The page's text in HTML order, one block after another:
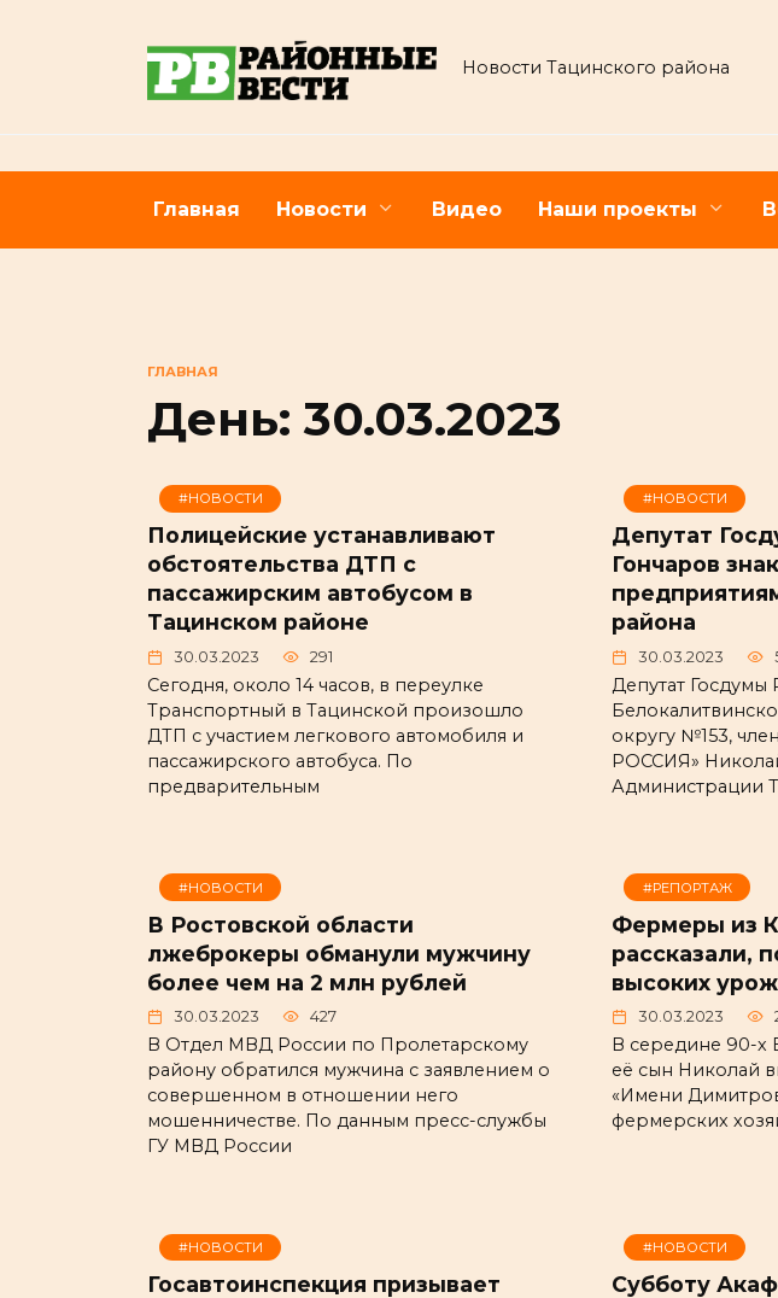
Новости Тацинского района
Главная Новости Видео Наши проекты
ГЛАВНАЯ
День:30.03.2023
#НОВОСТИ
Полицейские устанавливают
обстоятельства ДТП с
пассажирским автобусом в
Тацинском районе
30.03.2023 291
Сегодня, около 14 часов, в переулке
Транспортный в Тацинской произошло
ДТП с участием легкового автомобиля и
пассажирского автобуса. По
предварительным
#НОВОСТИ
Депутат
Гончаров
района
30.03.2023
Депутат Госдумы
округу №153,
РОССИЯ»
Администрации
#НОВОСТИ
В Ростовской области
лжеброкеры обманули мужчину
более чем на 2 млн рублей
30.03.2023 427
В Отдел МВД России по Пролетарскому
району обратился мужчина с заявлением о
совершенном в отношении него
мошенничестве. По данным пресс-службы
ГУ МВД России
#РЕПОРТАЖ
Фермеры из
рассказали,
высоких
30.03.2023
В середине 90-х
её сын Николай
«Имени
фермерских
#НОВОСТИ
Госавтоинспекция призывает
#НОВОСТИ
Субботу